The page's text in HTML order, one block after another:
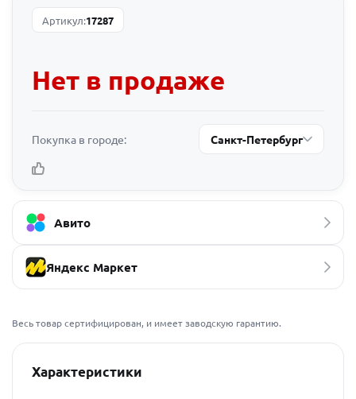
Артикул:17287
Нет в продаже
Покупка в городе: Санкт-Петербург
Авито
Яндекс Маркет
Весь товар сертифицирован, и имеет заводскую гарантию.
Характеристики